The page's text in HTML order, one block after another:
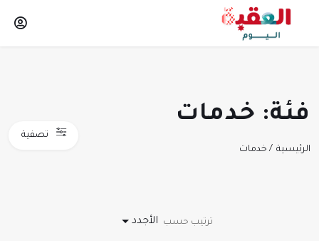
فئة: خدمات
الرئيسية خدمات
تصفية
ترتيب حسب الأجدد